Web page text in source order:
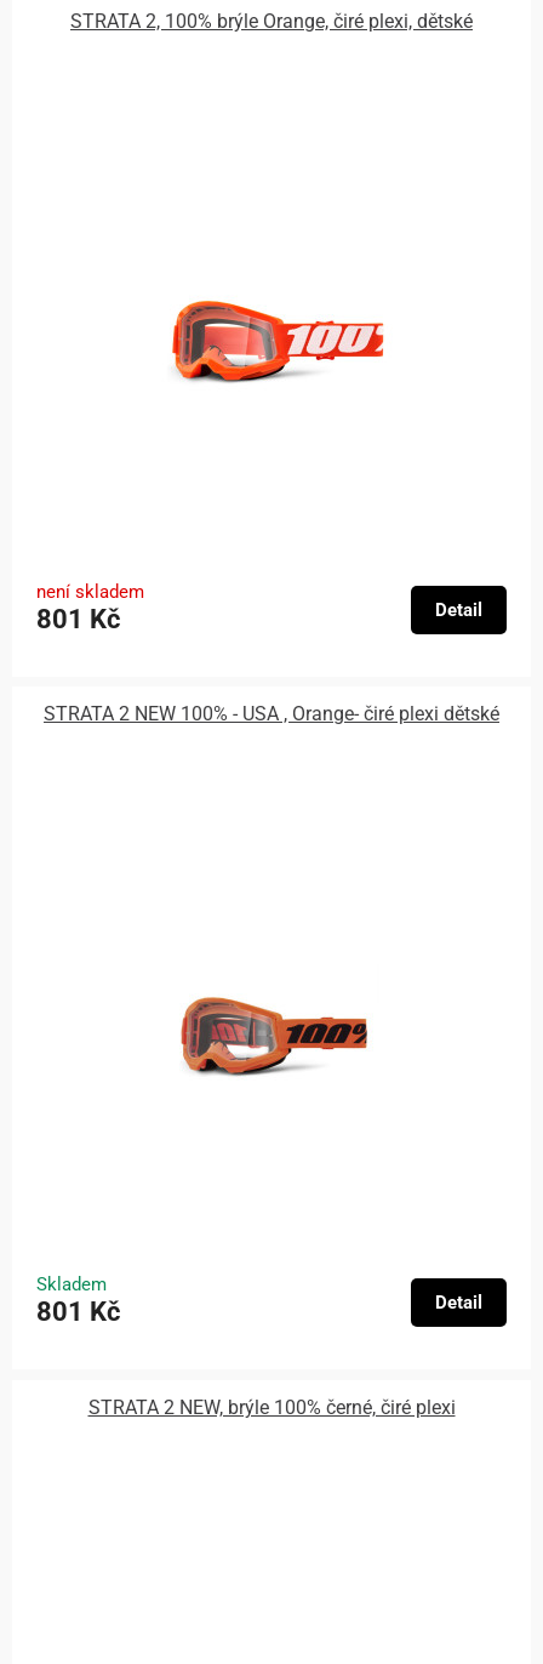
STRATA 2, 100% brýle Orange, čiré plexi, dětské
není skladem
801 Kč Detail
STRATA 2 NEW 100% - USA , Orange- čiré plexi dětské
Skladem
801 Kč Detail
STRATA 2 NEW, brýle 100% černé, čiré plexi